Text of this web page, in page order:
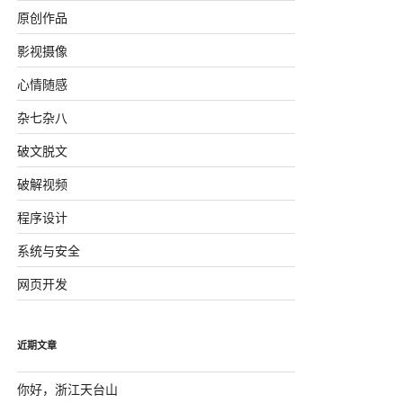
原创作品
影视摄像
心情随感
杂七杂八
破文脱文
破解视频
程序设计
系统与安全
网页开发
近期文章
你好，浙江天台山